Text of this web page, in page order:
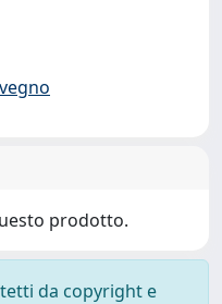
prodotto.
da copyright e